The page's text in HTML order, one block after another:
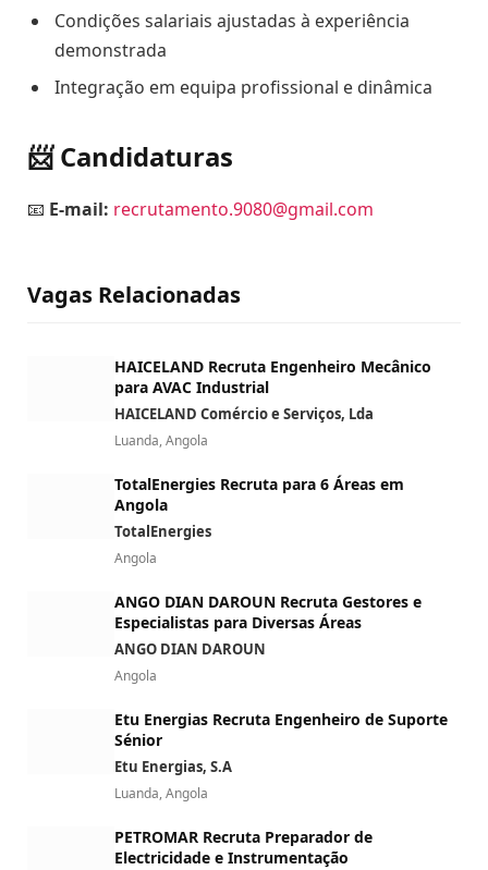
Condições salariais ajustadas à experiência
demonstrada
Integração em equipa profissional e dinâmica
📨 Candidaturas
📧 E-mail: recrutamento.9080@gmail.com
Vagas Relacionadas
HAICELAND Recruta Engenheiro Mecânico
para AVAC Industrial
HAICELAND Comércio e Serviços, Lda
Luanda, Angola
TotalEnergies Recruta para 6 Áreas em
Angola
TotalEnergies
Angola
ANGO DIAN DAROUN Recruta Gestores e
Especialistas para Diversas Áreas
ANGO DIAN DAROUN
Angola
Etu Energias Recruta Engenheiro de Suporte
Sénior
Etu Energias, S.A
Luanda, Angola
PETROMAR Recruta Preparador de
Electricidade e Instrumentação